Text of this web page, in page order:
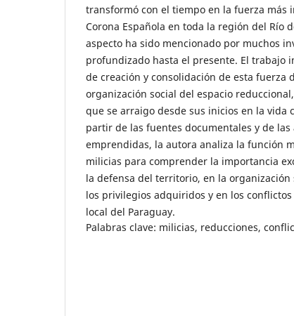
transformó con el tiempo en la fuerza más
Corona Española en toda la región del Río
aspecto ha sido mencionado por muchos
profundizado hasta el presente. El trabajo
de creación y consolidación de esta fuerza
organización social del espacio
que se arraigo desde sus inicios en la vida
partir de las fuentes documentales y de las
emprendidas, la autora analiza la función
milicias para comprender la importancia
la defensa del territorio, en la organización
los privilegios adquiridos y en los
local del Paraguay.
Palabras clave: milicias, reducciones,